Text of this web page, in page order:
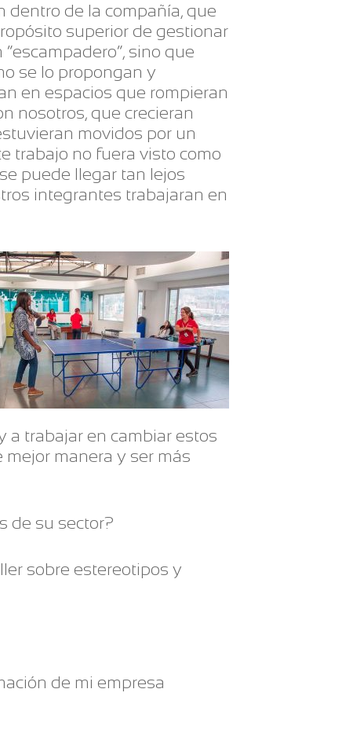
dentro de la compañía, que
superior de gestionar
sino que
se lo propongan y
en espacios que rompieran
nosotros, que crecieran
movidos por un
trabajo no fuera visto como
puede llegar tan lejos
integrantes trabajaran en
a trabajar en cambiar estos
manera y ser más
de su sector?
sobre estereotipos y
de mi empresa